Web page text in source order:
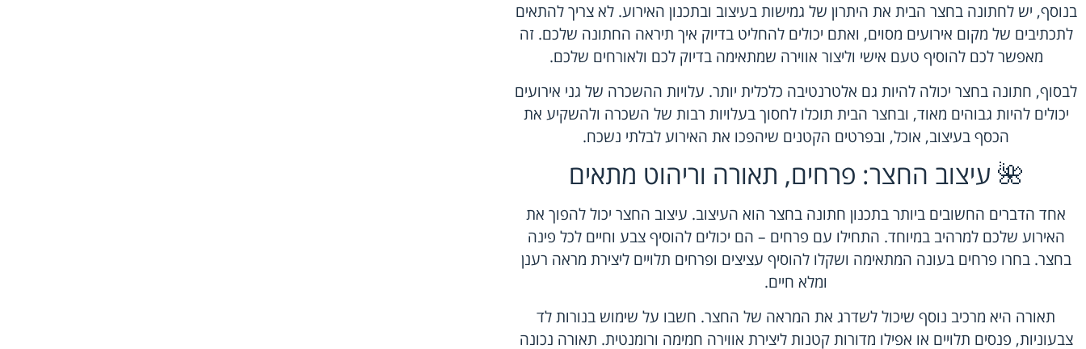
בנוסף, יש לחתונה בחצר הבית את היתרון של גמישות בעיצוב ובתכנון האירוע. לא צריך להתאים
לתכתיבים של מקום אירועים מסוים, ואתם יכולים להחליט בדיוק איך תיראה החתונה שלכם. זה
מאפשר לכם להוסיף טעם אישי וליצור אווירה שמתאימה בדיוק לכם ולאורחים שלכם.
לבסוף, חתונה בחצר יכולה להיות גם אלטרנטיבה כלכלית יותר. עלויות ההשכרה של גני אירועים
יכולים להיות גבוהים מאוד, ובחצר הבית תוכלו לחסוך בעלויות רבות של השכרה ולהשקיע את
הכסף בעיצוב, אוכל, ובפרטים הקטנים שיהפכו את האירוע לבלתי נשכח.
🌺 עיצוב החצר: פרחים, תאורה וריהוט מתאים
אחד הדברים החשובים ביותר בתכנון חתונה בחצר הוא העיצוב. עיצוב החצר יכול להפוך את
האירוע שלכם למרהיב במיוחד. התחילו עם פרחים – הם יכולים להוסיף צבע וחיים לכל פינה
בחצר. בחרו פרחים בעונה המתאימה ושקלו להוסיף עציצים ופרחים תלויים ליצירת מראה רענן
ומלא חיים.
תאורה היא מרכיב נוסף שיכול לשדרג את המראה של החצר. חשבו על שימוש בנורות לד
צבעוניות, פנסים תלויים או אפילו מדורות קטנות ליצירת אווירה חמימה ורומנטית. תאורה נכונה